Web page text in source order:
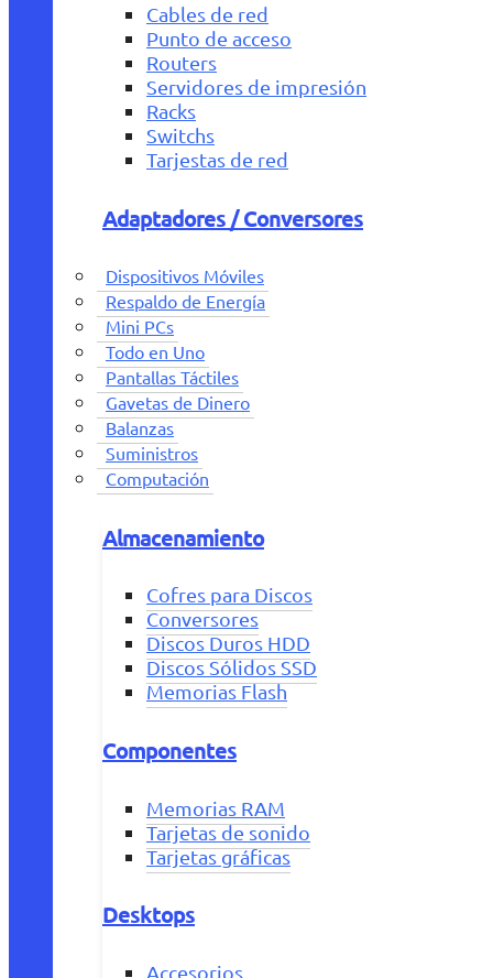
Cables de red
Punto de acceso
Routers
Servidores de impresión
Racks
Switchs
Tarjestas de red
Adaptadores / Conversores
Dispositivos Móviles
Respaldo de Energía
Mini PCs
Todo en Uno
Pantallas Táctiles
Gavetas de Dinero
Balanzas
Suministros
Computación
Almacenamiento
Cofres para Discos
Conversores
Discos Duros HDD
Discos Sólidos SSD
Memorias Flash
Componentes
Memorias RAM
Tarjetas de sonido
Tarjetas gráficas
Desktops
Accesorios